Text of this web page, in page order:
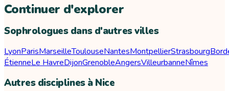
Continuer d'explorer
Sophrologues dans d'autres villes
LyonParisMarseilleToulouseNantesMontpellierStrasbourg
ÉtienneLe HavreDijonGrenobleAngersVilleurbanneNîmes
Autres disciplines à Nice